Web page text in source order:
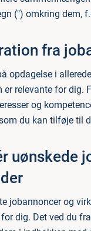
(") omkring dem,
fra
opdagelse i
er relevante for dig.
og
du kan tilføje til
uønskede
jobannoncer og
dig. Det ved du